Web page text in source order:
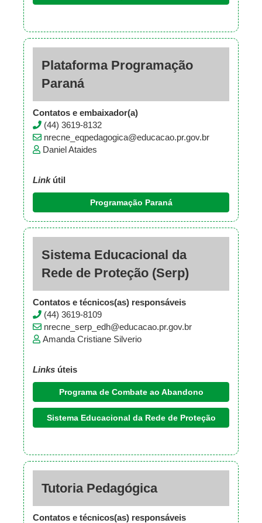
Plataforma Programação
Paraná
Contatos e embaixador(a)
(44) 3619-8132
nrecne_eqpedagogica@educacao.pr.gov.br
Daniel Ataides
Linkútil
Programação Paraná
Sistema Educacional da
Rede de Proteção (Serp)
Contatos e técnicos(as) responsáveis
(44) 3619-8109
nrecne_serp_edh@educacao.pr.gov.br
Amanda Cristiane Silverio
Links úteis
Programa de Combate ao Abandono
Sistema Educacional da Rede de Proteção
Tutoria Pedagógica
Contatos e técnicos(as) responsáveis